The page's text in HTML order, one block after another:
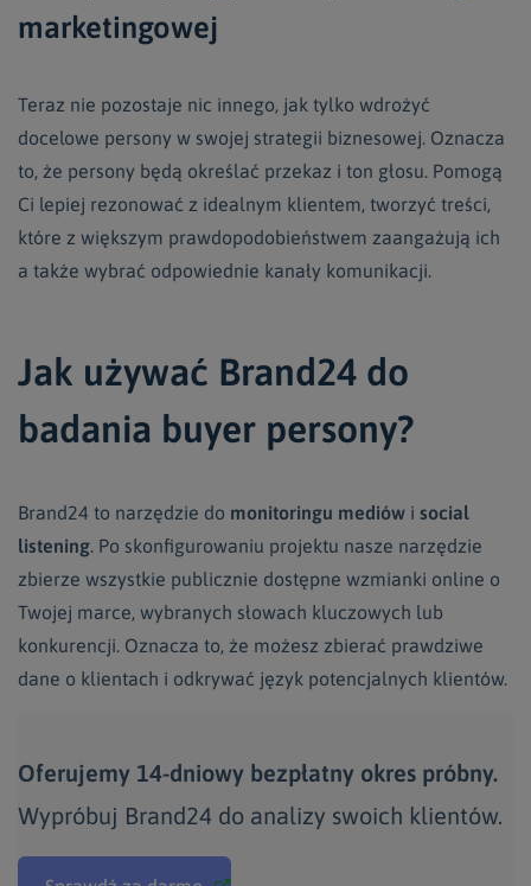
marketingowej
Teraz nie pozostaje nic innego, jak tylko wdrożyć
docelowe persony w swojej strategii biznesowej. Oznacza
to, że persony będą określać przekaz i ton głosu. Pomogą
Ci lepiej rezonować z idealnym klientem, tworzyć treści,
które z większym prawdopodobieństwem zaangażują ich
a także wybrać odpowiednie kanały komunikacji.
Jak używać Brand24 do
badania buyer persony?
Brand24 to narzędzie do monitoringu mediów i social
listening. Po skonfigurowaniu projektu nasze narzędzie
zbierze wszystkie publicznie dostępne wzmianki online o
Twojej marce, wybranych słowach kluczowych lub
konkurencji. Oznacza to, że możesz zbierać prawdziwe
dane o klientach i odkrywać język potencjalnych klientów.
Oferujemy 14-dniowy bezpłatny okres próbny.
Wypróbuj Brand24 do analizy swoich klientów.